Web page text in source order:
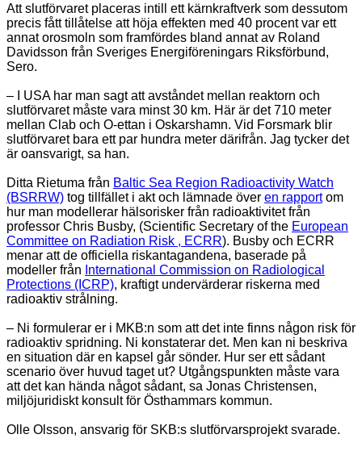
Att slutförvaret placeras intill ett kärnkraftverk som dessutom
precis fått tillåtelse att höja effekten med 40 procent var ett
annat orosmoln som framfördes bland annat av Roland
Davidsson från Sveriges Energiföreningars Riksförbund,
Sero.
– I USA har man sagt att avståndet mellan reaktorn och
slutförvaret måste vara minst 30 km. Här är det 710 meter
mellan Clab och O-ettan i Oskarshamn. Vid Forsmark blir
slutförvaret bara ett par hundra meter därifrån. Jag tycker det
är oansvarigt, sa han.
Ditta Rietuma från Baltic Sea Region Radioactivity Watch
(BSRRW) tog tillfället i akt och lämnade över en rapportom
hur man modellerar hälsorisker från radioaktivitet från
professor Chris Busby, (Scientific Secretary of the European
Committee on Radiation Risk , ECRR). Busby och ECRR
menar att de officiella riskantagandena, baserade på
modeller från International Commission on Radiological
Protections (ICRP), kraftigt undervärderar riskerna med
radioaktiv strålning.
– Ni formulerar er i MKB:n som att det inte finns någon risk för
radioaktiv spridning. Ni konstaterar det. Men kan ni beskriva
en situation där en kapsel går sönder. Hur ser ett sådant
scenario över huvud taget ut? Utgångspunkten måste vara
att det kan hända något sådant, sa Jonas Christensen,
miljöjuridiskt konsult för Östhammars kommun.
Olle Olsson, ansvarig för SKB:s slutförvarsprojekt svarade.